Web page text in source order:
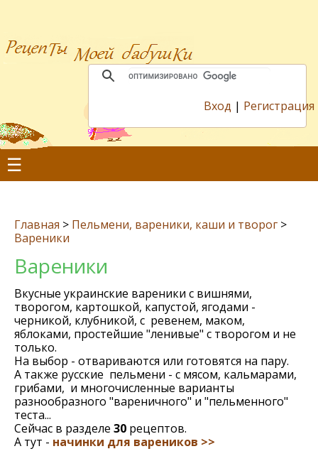
Вход | Регистрация
☰
Главная > Пельмени, вареники, каши и творог >
Вареники
Вареники
Вкусные украинские вареники с вишнями,
творогом, картошкой, капустой, ягодами -
черникой, клубникой, с ревенем, маком,
яблоками, простейшие "ленивые" с творогом и не
только.
На выбор - отвариваются или готовятся на пару.
А также русские пельмени - с мясом, кальмарами,
грибами, и многочисленные варианты
разнообразного "вареничного" и "пельменного"
теста...
Сейчас в разделе 30 рецептов.
А тут - начинки для вареников >>